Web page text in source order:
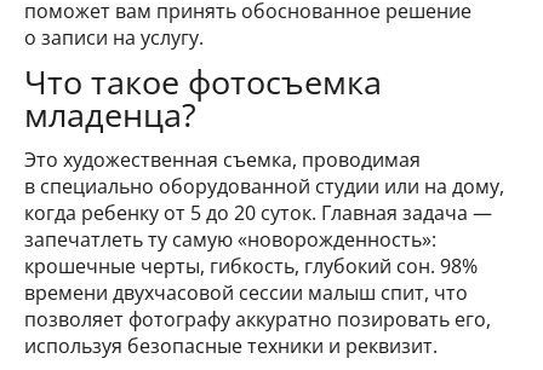
поможет вам принять обоснованное решение
о записи на услугу.
Что такое фотосъемка
младенца?
Это художественная съемка, проводимая
в специально оборудованной студии или на дому,
когда ребенку от 5 до 20 суток. Главная задача —
запечатлеть ту самую «новорожденность»:
крошечные черты, гибкость, глубокий сон. 98%
времени двухчасовой сессии малыш спит, что
позволяет фотографу аккуратно позировать его,
используя безопасные техники и реквизит.